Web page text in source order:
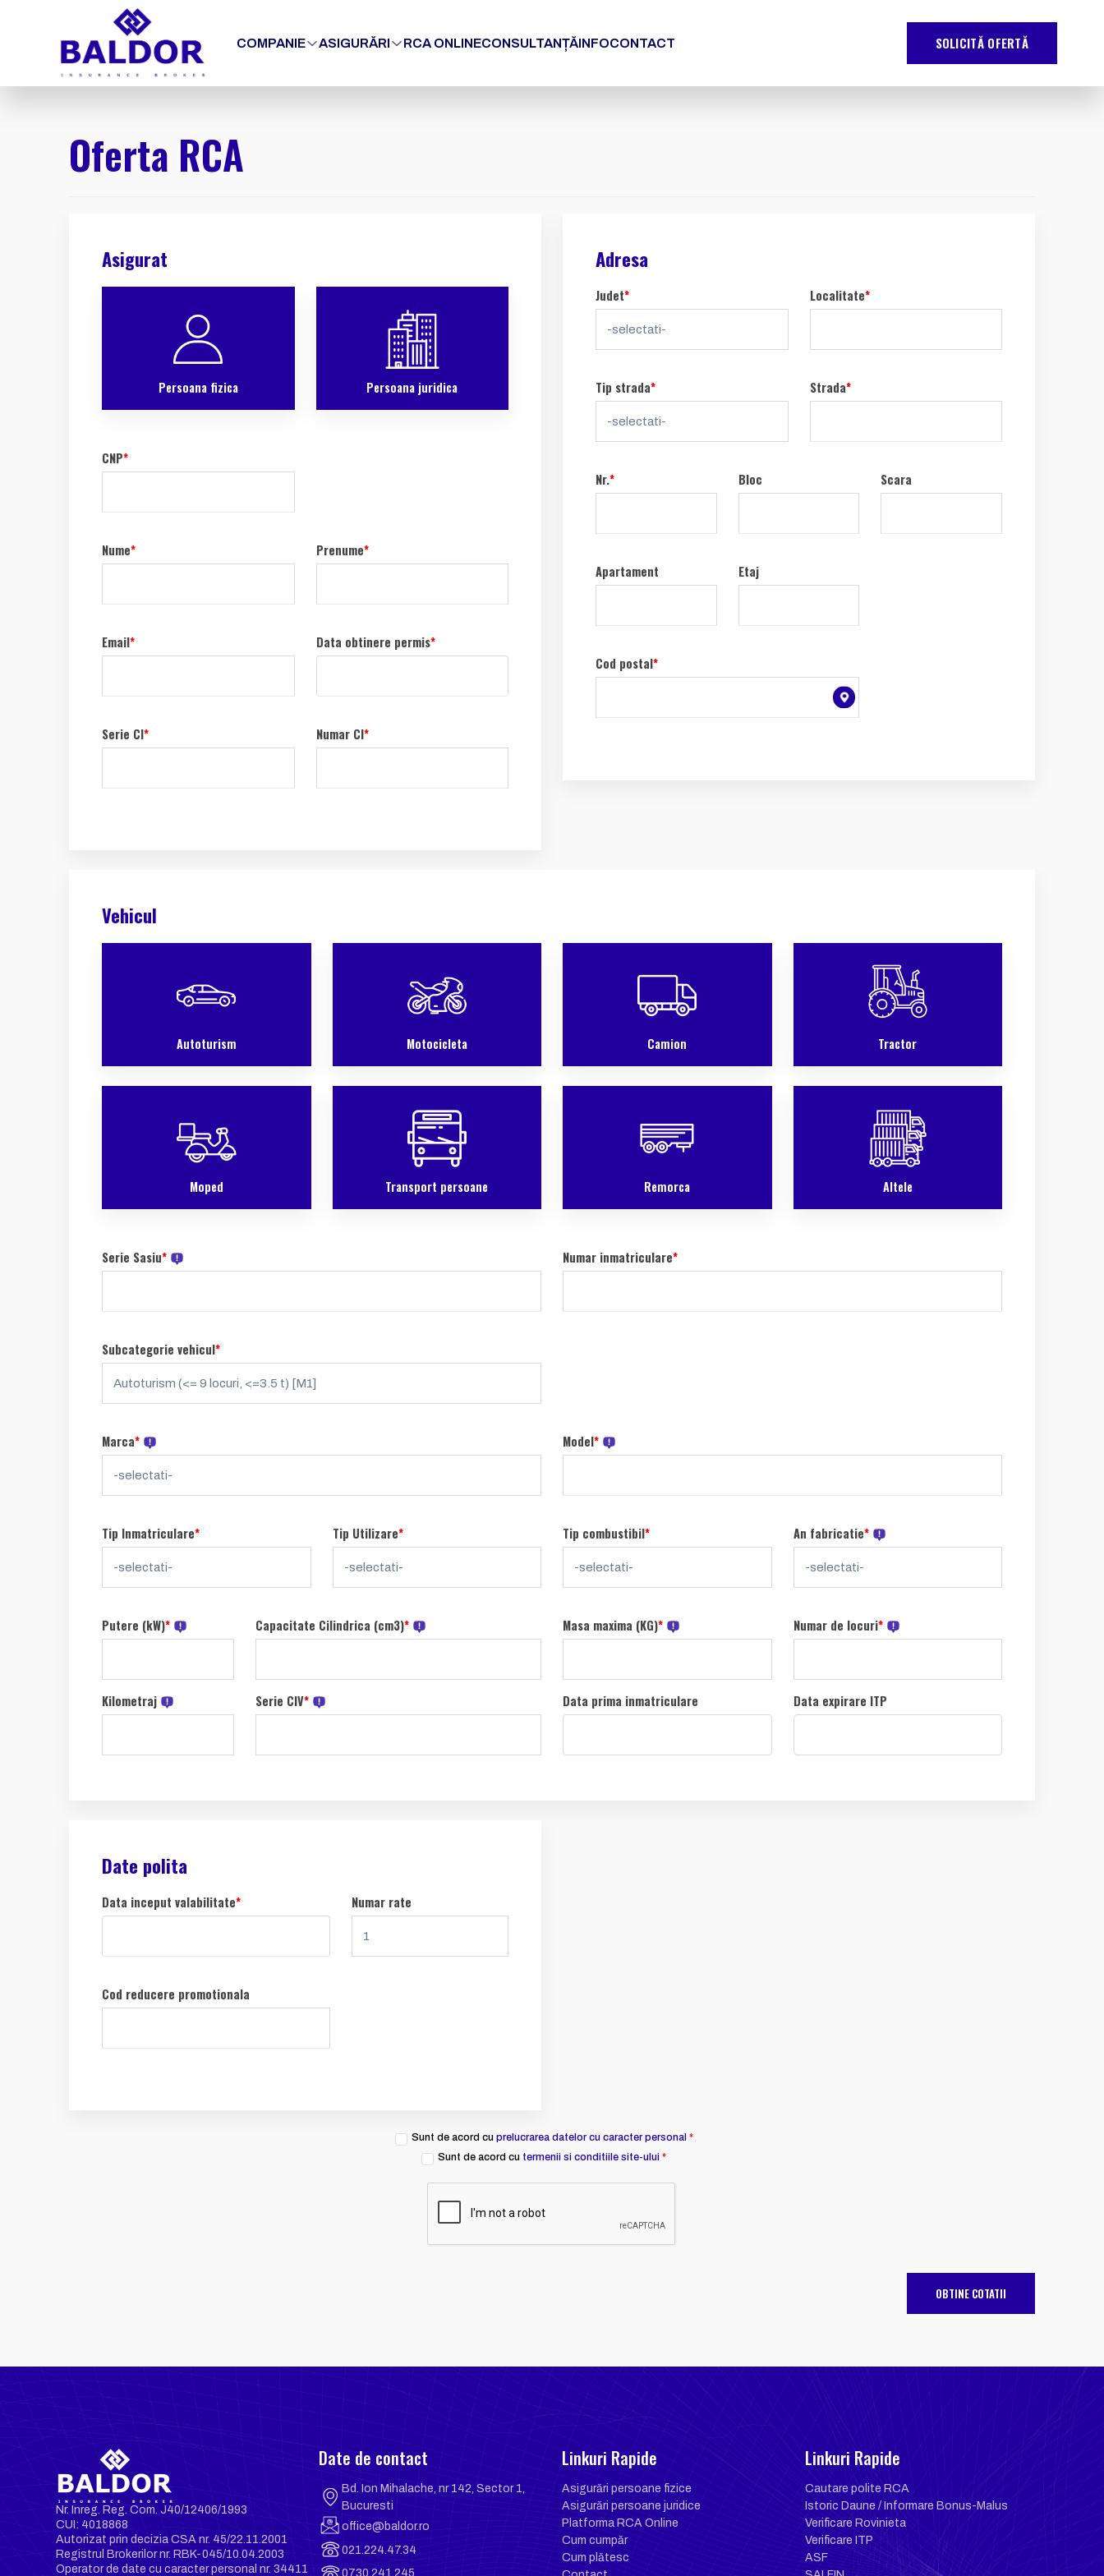
COMPANIE ASIGURĂRI RCA ONLINECONSULTANȚĂINFOCONTACT SOLICITĂ OFERTĂ
Oferta RCA
Asigurat
Persoana fizica Persoana juridica
CNP*
Nume* Prenume*
Email* Data obtinere permis*
Serie CI* Numar CI*
Adresa
Judet* Localitate*
Tip strada* Strada*
Nr.* Bloc Scara
Apartament Etaj
Cod postal*
Vehicul
Autoturism Motocicleta Camion Tractor
Moped Transport persoane Remorca Altele
Serie Sasiu* Numar inmatriculare*
Subcategorie vehicul*
Marca* Model*
Tip Inmatriculare* Tip Utilizare* Tip combustibil* An fabricatie*
Putere (kW)* Capacitate Cilindrica (cm3)* Masa maxima (KG)* Numar de locuri*
Kilometraj Serie CIV* Data prima inmatriculare Data expirare ITP
Date polita
Data inceput valabilitate* Numar rate
Cod reducere promotionala
Sunt de acord cu prelucrarea datelor cu caracter personal *
Sunt de acord cu termenii si conditiile site-ului *
OBTINE COTATII
Nr. Inreg. Reg. Com. J40/12406/1993
CUI: 4018868
Autorizat prin decizia CSA nr. 45/22.11.2001
Registrul Brokerilor nr. RBK-045/10.04.2003
Operator de date cu caracter personal nr. 34411
Date de contact
Bd. Ion Mihalache, nr 142, Sector 1,
Bucuresti
office@baldor.ro
021.224.47.34
0730.241.245
Linkuri Rapide
Asigurări persoane fizice
Asigurări persoane juridice
Platforma RCA Online
Cum cumpăr
Cum plătesc
Linkuri Rapide
Cautare polite RCA
Istoric Daune / Informare Bonus-Malus
Verificare Rovinieta
Verificare ITP
ASF